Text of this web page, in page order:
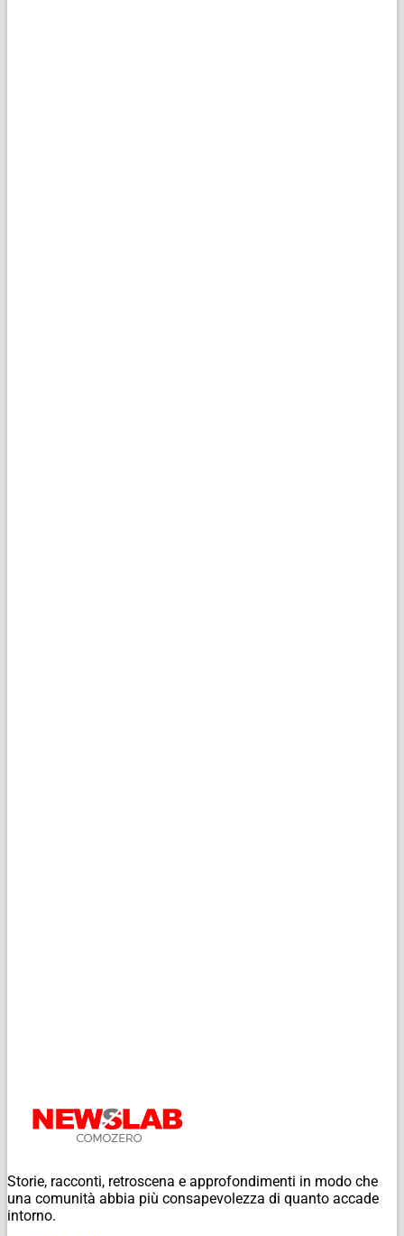
Storie, racconti, retroscena e approfondimenti in modo che
una comunità abbia più consapevolezza di quanto accade
intorno.